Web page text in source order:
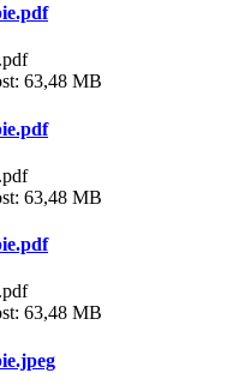
63,48 MB
63,48 MB
63,48 MB